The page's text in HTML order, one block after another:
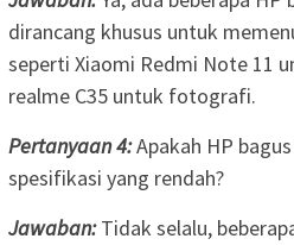
dirancang khusus untuk
seperti Xiaomi Redmi Note 11
realme C35 untuk fotografi.
Pertanyaan 4:Apakah HP
spesifikasi yang rendah?
Jawaban:Tidak selalu,